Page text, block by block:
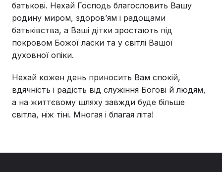
батькові. Нехай Господь благословить Вашу
родину миром, здоров’ям і радощами
батьківства, а Ваші дітки зростають під
покровом Божої ласки та у світлі Вашої
духовної опіки.
Нехай кожен день приносить Вам спокій,
вдячність і радість від служіння Богові й людям,
а на життєвому шляху завжди буде більше
світла, ніж тіні. Многая і благая літа!